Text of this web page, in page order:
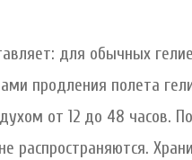
для обычных
продления полета
от 12 до 48 часов.
распространяются.